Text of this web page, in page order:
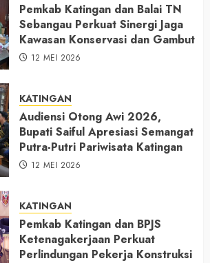
Pemkab Katingan dan Balai TN
Sebangau Perkuat Sinergi Jaga
Kawasan Konservasi dan Gambut
12 MEI 2026
KATINGAN
Audiensi Otong Awi 2026,
Bupati Saiful Apresiasi Semangat
Putra-Putri Pariwisata Katingan
12 MEI 2026
KATINGAN
Pemkab Katingan dan BPJS
Ketenagakerjaan Perkuat
Perlindungan Pekerja Konstruksi